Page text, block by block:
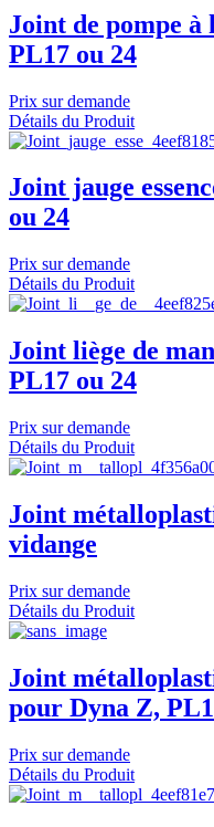
Joint de pompe
PL17 ou 24
Prix sur demande
Détails du Produit
Joint jauge
ou 24
Prix sur demande
Détails du Produit
Joint liège de
PL17 ou 24
Prix sur demande
Détails du Produit
Joint
vidange
Prix sur demande
Détails du Produit
Joint
pour Dyna Z,
Prix sur demande
Détails du Produit